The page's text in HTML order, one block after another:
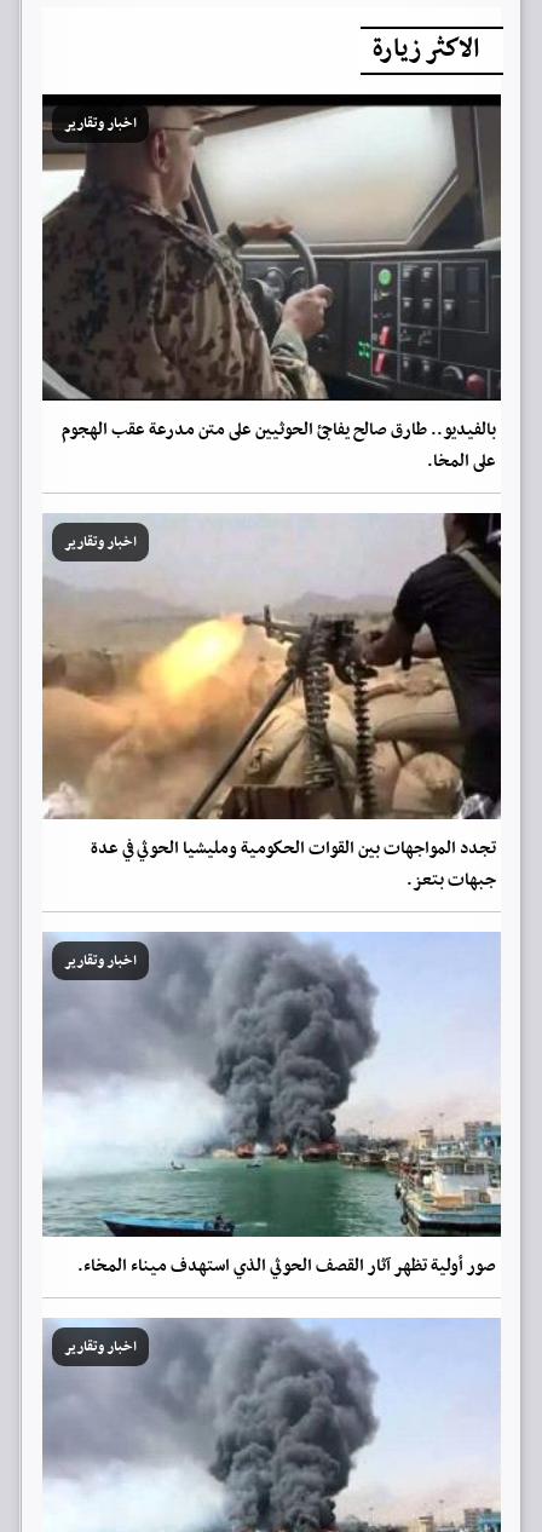
الاكثر زيارة
اخبار وتقارير
بالفيديو.. طارق صالح يفاجئ الحوثيين على متن مدرعة عقب الهجوم
على المخا.
اخبار وتقارير
تجدد المواجهات بين القوات الحكومية ومليشيا الحوثي في عدة
جبهات بتعز.
اخبار وتقارير
صور أولية تظهر آثار القصف الحوثي الذي استهدف ميناء المخاء.
اخبار وتقارير